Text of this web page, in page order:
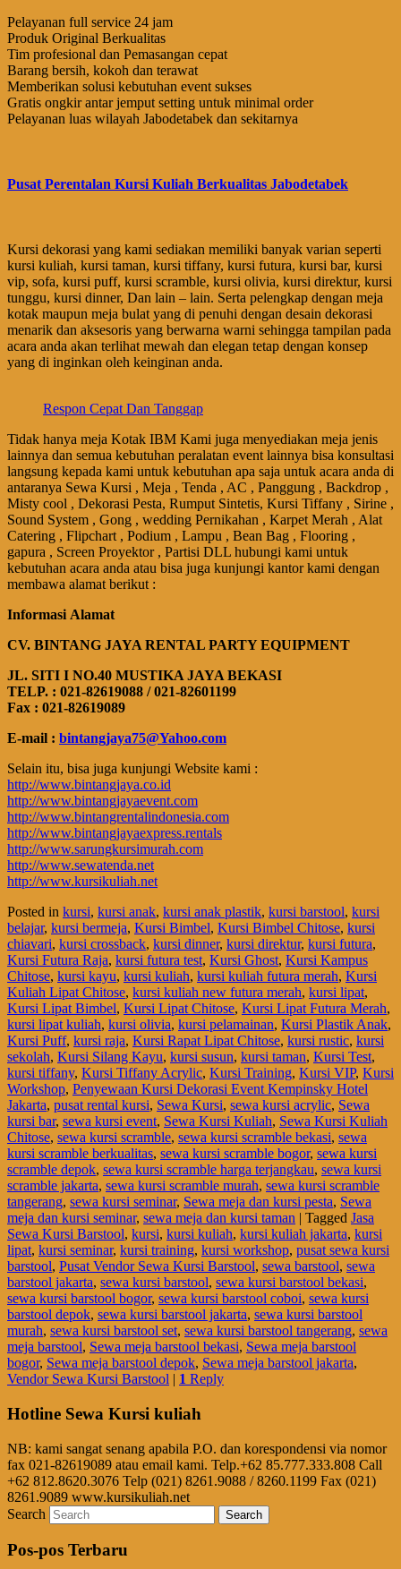
Pelayanan full service 24 jam
Produk Original Berkualitas
Tim profesional dan Pemasangan cepat
Barang bersih, kokoh dan terawat
Memberikan solusi kebutuhan event sukses
Gratis ongkir antar jemput setting untuk minimal order
Pelayanan luas wilayah Jabodetabek dan sekitarnya
Pusat Perentalan Kursi Kuliah Berkualitas Jabodetabek
Kursi dekorasi yang kami sediakan memiliki banyak varian seperti
kursi kuliah, kursi taman, kursi tiffany, kursi futura, kursi bar, kursi
vip, sofa, kursi puff, kursi scramble, kursi olivia, kursi direktur, kursi
tunggu, kursi dinner, Dan lain – lain. Serta pelengkap dengan meja
kotak maupun meja bulat yang di penuhi dengan desain dekorasi
menarik dan aksesoris yang berwarna warni sehingga tampilan pada
acara anda akan terlihat mewah dan elegan tetap dengan konsep
yang di inginkan oleh keinginan anda.
Respon Cepat Dan Tanggap
Tidak hanya meja Kotak IBM Kami juga menyediakan meja jenis
lainnya dan semua kebutuhan peralatan event lainnya bisa konsultasi
langsung kepada kami untuk kebutuhan apa saja untuk acara anda di
antaranya Sewa Kursi , Meja , Tenda , AC , Panggung , Backdrop ,
Misty cool , Dekorasi Pesta, Rumput Sintetis, Kursi Tiffany , Sirine ,
Sound System , Gong , wedding Pernikahan , Karpet Merah , Alat
Catering , Flipchart , Podium , Lampu , Bean Bag , Flooring ,
gapura , Screen Proyektor , Partisi DLL hubungi kami untuk
kebutuhan acara anda atau bisa juga kunjungi kantor kami dengan
membawa alamat berikut :
Informasi Alamat
CV. BINTANG JAYA RENTAL PARTY EQUIPMENT
JL. SITI I NO.40 MUSTIKA JAYA BEKASI
TELP. : 021-82619088 / 021-82601199
Fax : 021-82619089
E-mail : bintangjaya75@Yahoo.com
Selain itu, bisa juga kunjungi Website kami :
http://www.bintangjaya.co.id
http://www.bintangjayaevent.com
http://www.bintangrentalindonesia.com
http://www.bintangjayaexpress.rentals
http://www.sarungkursimurah.com
http://www.sewatenda.net
http://www.kursikuliah.net
Posted in kursi, kursi anak, kursi anak plastik, kursi barstool, kursi
belajar, kursi bermeja, Kursi Bimbel, Kursi Bimbel Chitose, kursi
chiavari, kursi crossback, kursi dinner, kursi direktur, kursi futura,
Kursi Futura Raja, kursi futura test, Kursi Ghost, Kursi Kampus
Chitose, kursi kayu, kursi kuliah, kursi kuliah futura merah, Kursi
Kuliah Lipat Chitose, kursi kuliah new futura merah, kursi lipat,
Kursi Lipat Bimbel, Kursi Lipat Chitose, Kursi Lipat Futura Merah,
kursi lipat kuliah, kursi olivia, kursi pelamainan, Kursi Plastik Anak,
Kursi Puff, kursi raja, Kursi Rapat Lipat Chitose, kursi rustic, kursi
sekolah, Kursi Silang Kayu, kursi susun, kursi taman, Kursi Test,
kursi tiffany, Kursi Tiffany Acrylic, Kursi Training, Kursi VIP, Kursi
Workshop, Penyewaan Kursi Dekorasi Event Kempinsky Hotel
Jakarta, pusat rental kursi, Sewa Kursi, sewa kursi acrylic, Sewa
kursi bar, sewa kursi event, Sewa Kursi Kuliah, Sewa Kursi Kuliah
Chitose, sewa kursi scramble, sewa kursi scramble bekasi, sewa
kursi scramble berkualitas, sewa kursi scramble bogor, sewa kursi
scramble depok, sewa kursi scramble harga terjangkau, sewa kursi
scramble jakarta, sewa kursi scramble murah, sewa kursi scramble
tangerang, sewa kursi seminar, Sewa meja dan kursi pesta, Sewa
meja dan kursi seminar, sewa meja dan kursi taman | Tagged Jasa
Sewa Kursi Barstool, kursi, kursi kuliah, kursi kuliah jakarta, kursi
lipat, kursi seminar, kursi training, kursi workshop, pusat sewa kursi
barstool, Pusat Vendor Sewa Kursi Barstool, sewa barstool, sewa
barstool jakarta, sewa kursi barstool, sewa kursi barstool bekasi,
sewa kursi barstool bogor, sewa kursi barstool coboi, sewa kursi
barstool depok, sewa kursi barstool jakarta, sewa kursi barstool
murah, sewa kursi barstool set, sewa kursi barstool tangerang, sewa
meja barstool, Sewa meja barstool bekasi, Sewa meja barstool
bogor, Sewa meja barstool depok, Sewa meja barstool jakarta,
Vendor Sewa Kursi Barstool | 1 Reply
Hotline Sewa Kursi kuliah
NB: kami sangat senang apabila P.O. dan korespondensi via nomor
fax 021-82619089 atau email kami. Telp.+62 85.777.333.808 Call
+62 812.8620.3076 Telp (021) 8261.9088 / 8260.1199 Fax (021)
8261.9089 www.kursikuliah.net
Search
Pos-pos Terbaru